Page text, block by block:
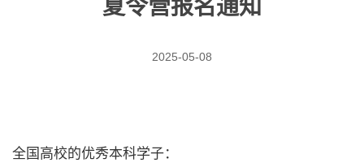
夏令营报名通知
2025-05-08
全国高校的优秀本科学子：